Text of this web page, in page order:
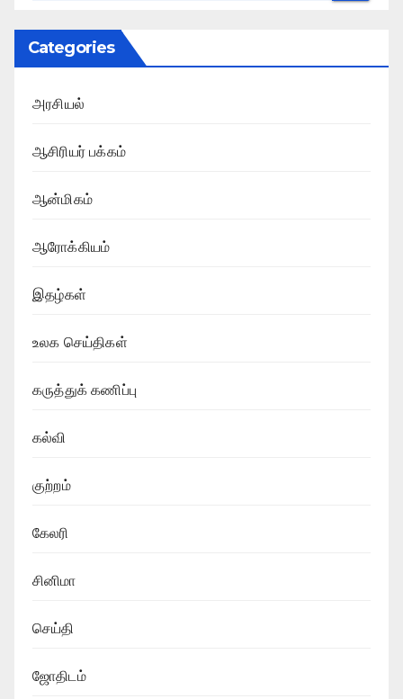
Categories
அரசியல்
ஆசிரியர் பக்கம்
ஆன்மிகம்
ஆரோக்கியம்
இதழ்கள்
உலக செய்திகள்
கருத்துக் கணிப்பு
கல்வி
குற்றம்
கேலரி
சினிமா
செய்தி
ஜோதிடம்